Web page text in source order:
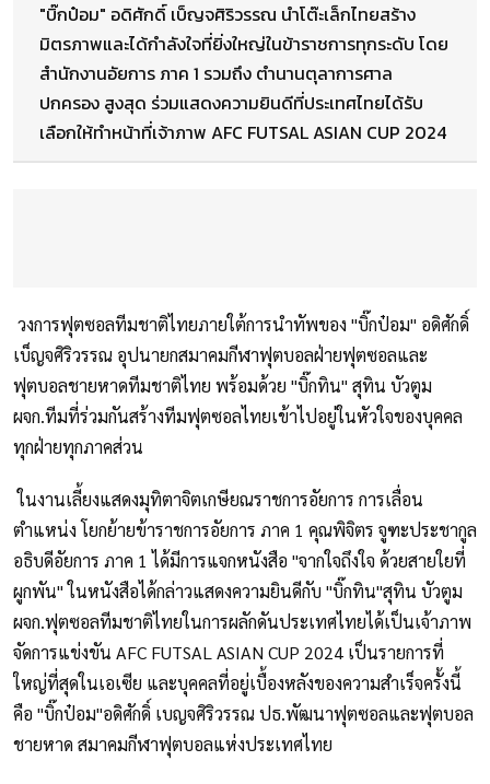
"บิ๊กป๋อม" อดิศักดิ์ เบ็ญจศิริวรรณ นำโต๊ะเล็กไทยสร้าง
มิตรภาพและได้กำลังใจที่ยิ่งใหญ่ในข้าราชการทุกระดับ โดย
สำนักงานอัยการ ภาค 1 รวมถึง ตำนานตุลาการศาล
ปกครอง สูงสุด ร่วมแสดงความยินดีที่ประเทศไทยได้รับ
เลือกให้ทำหน้าที่เจ้าภาพ AFC FUTSAL ASIAN CUP 2024
วงการฟุตซอลทีมชาติไทยภายใต้การนำทัพของ "บิ๊กป๋อม" อดิศักดิ์
เบ็ญจศิริวรรณ อุปนายกสมาคมกีฬาฟุตบอลฝ่ายฟุตซอลและ
ฟุตบอลชายหาดทีมชาติไทย พร้อมด้วย "บิ๊กทิน" สุทิน บัวตูม
ผจก.ทีมที่ร่วมกันสร้างทีมฟุตซอลไทยเข้าไปอยู่ในหัวใจของบุคคล
ทุกฝ่ายทุกภาคส่วน
ในงานเลี้ยงแสดงมุทิตาจิตเกษียณราชการอัยการ การเลื่อน
ตำแหน่ง โยกย้ายข้าราชการอัยการ ภาค 1 คุณพิจิตร จูฑะประชากูล
อธิบดีอัยการ ภาค 1 ได้มีการแจกหนังสือ "จากใจถึงใจ ด้วยสายใยที่
ผูกพัน" ในหนังสือได้กล่าวแสดงความยินดีกับ "บิ๊กทิน"สุทิน บัวตูม
ผจก.ฟุตซอลทีมชาติไทยในการผลักดันประเทศไทยได้เป็นเจ้าภาพ
จัดการแข่งขัน AFC FUTSAL ASIAN CUP 2024 เป็นรายการที่
ใหญ่ที่สุดในเอเซีย และบุคคลที่อยู่เบื้องหลังของความสำเร็จครั้งนี้
คือ "บิ๊กป๋อม"อดิศักดิ์ เบญจศิริวรรณ ปธ.พัฒนาฟุตซอลและฟุตบอล
ชายหาด สมาคมกีฬาฟุตบอลแห่งประเทศไทย